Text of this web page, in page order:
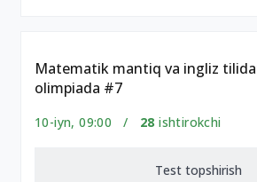
Matematik mantiq va ingliz
olimpiada #7
10-iyn, 09:00 / 28 ishtirokchi
Test topshirish